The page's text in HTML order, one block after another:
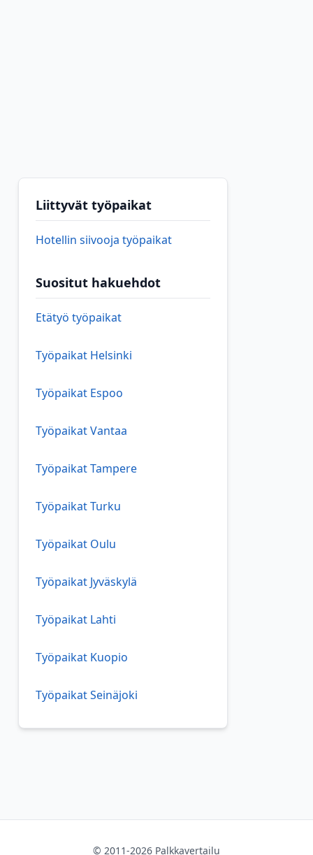
Liittyvät työpaikat
Hotellin siivooja työpaikat
Suositut hakuehdot
Etätyö työpaikat
Työpaikat Helsinki
Työpaikat Espoo
Työpaikat Vantaa
Työpaikat Tampere
Työpaikat Turku
Työpaikat Oulu
Työpaikat Jyväskylä
Työpaikat Lahti
Työpaikat Kuopio
Työpaikat Seinäjoki
© 2011-2026 Palkkavertailu